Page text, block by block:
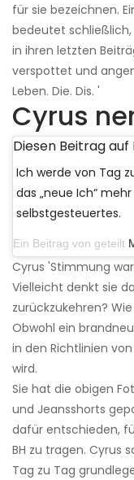
für sie bezeichnen.
bedeutet
in ihren letzten
verspottet und
Leben. Die. Dis. '
Cyrus
Diesen Beitrag
Ich werde von Tag
das „neue Ich“
selbstgesteuertes.
Ein Beitrag von geteilt
Cyrus 'Stimmung
Vielleicht denkt sie
zurückzukehren?
Obwohl ein
in den Richtlinien
wird.
Sie hat die obigen
und Jeansshorts
dafür entschieden,
BH zu tragen. Cyrus
Tag zu Tag